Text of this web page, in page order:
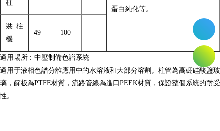
蛋白純化等。
柱
裝柱
機
49 100
適用場所：中壓制備色譜系統
適用于液相色譜分離應用中的水溶液和大部分溶劑。柱管為高硼硅酸鹽玻
璃，篩板為PTFE材質，流路管線為進口PEEK材質，保證整個系統的耐受
性。